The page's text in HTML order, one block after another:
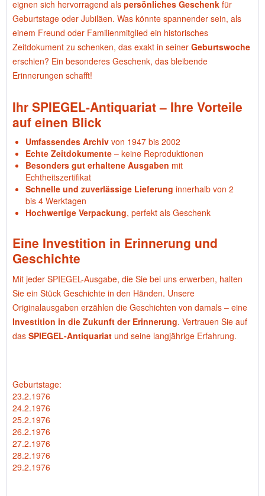
eignen sich hervorragend als persönliches Geschenk für
Geburtstage oder Jubiläen. Was könnte spannender sein, als
einem Freund oder Familienmitglied ein historisches
Zeitdokument zu schenken, das exakt in seiner Geburtswoche
erschien? Ein besonderes Geschenk, das bleibende
Erinnerungen schafft!
Ihr SPIEGEL-Antiquariat – Ihre Vorteile
auf einen Blick
Umfassendes Archiv von 1947 bis 2002
Echte Zeitdokumente – keine Reproduktionen
Besonders gut erhaltene Ausgaben mit
Echtheitszertifikat
Schnelle und zuverlässige Lieferung innerhalb von 2
bis 4 Werktagen
Hochwertige Verpackung, perfekt als Geschenk
Eine Investition in Erinnerung und
Geschichte
Mit jeder SPIEGEL-Ausgabe, die Sie bei uns erwerben, halten
Sie ein Stück Geschichte in den Händen. Unsere
Originalausgaben erzählen die Geschichten von damals – eine
Investition in die Zukunft der Erinnerung. Vertrauen Sie auf
das SPIEGEL-Antiquariat und seine langjährige Erfahrung.
Geburtstage:
23.2.1976
24.2.1976
25.2.1976
26.2.1976
27.2.1976
28.2.1976
29.2.1976